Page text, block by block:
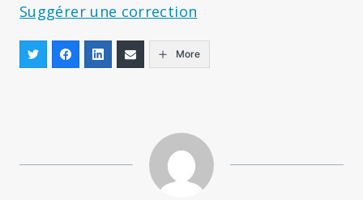
Suggérer une correction
More